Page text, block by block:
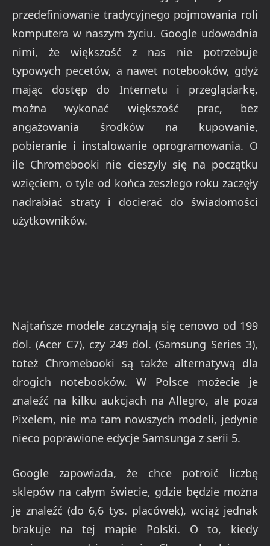
przedefiniowanie tradycyjnego pojmowania roli
komputera w naszym życiu. Google udowadnia
nimi, że większość z nas nie potrzebuje
typowych pecetów, a nawet notebooków, gdyż
mając dostęp do Internetu i przeglądarkę,
można wykonać większość prac, bez
angażowania środków na kupowanie,
pobieranie i instalowanie oprogramowania. O
ile Chromebooki nie cieszyły się na początku
wzięciem, o tyle od końca zeszłego roku zaczęły
nadrabiać straty i docierać do świadomości
użytkowników.
Najtańsze modele zaczynają się cenowo od 199
dol. (Acer C7), czy 249 dol. (Samsung Series 3),
toteż Chromebooki są także alternatywą dla
drogich notebooków. W Polsce możecie je
znaleźć na kilku aukcjach na Allegro, ale poza
Pixelem, nie ma tam nowszych modeli, jedynie
nieco poprawione edycje Samsunga z serii 5.
Google zapowiada, że chce potroić liczbę
sklepów na całym świecie, gdzie będzie można
je znaleźć (do 6,6 tys. placówek), wciąż jednak
brakuje na tej mapie Polski. O to, kiedy